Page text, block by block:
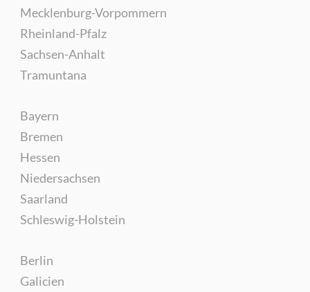
Mecklenburg-Vorpommern
Rheinland-Pfalz
Sachsen-Anhalt
Tramuntana
Bayern
Bremen
Hessen
Niedersachsen
Saarland
Schleswig-Holstein
Berlin
Galicien